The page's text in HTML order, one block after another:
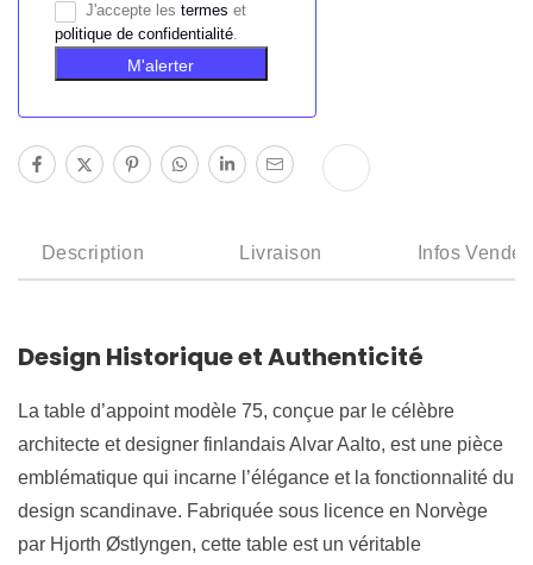
J'accepte les termes et
politique de confidentialité.
M'alerter
Description Livraison Infos
Design Historique et Authenticité
La table d’appoint modèle 75, conçue par le célèbre
architecte et designer finlandais Alvar Aalto, est une pièce
emblématique qui incarne l’élégance et la fonctionnalité du
design scandinave. Fabriquée sous licence en Norvège
par Hjorth Østlyngen, cette table est un véritable